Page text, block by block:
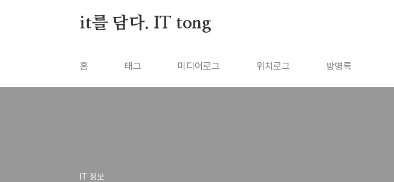
it를 담다. IT tong
홈 태그 미디어로그 위치로그 방명록
IT 정보